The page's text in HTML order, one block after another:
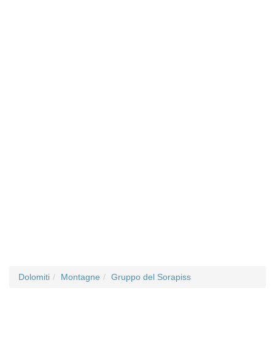
Dolomiti Montagne Gruppo del Sorapiss